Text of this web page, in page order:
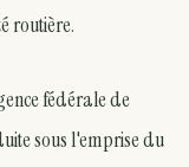
routière.
fédérale de
sous l'emprise du